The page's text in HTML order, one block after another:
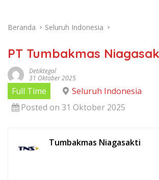
Beranda Seluruh Indonesia
PT Tumbakmas
Detiktegal
31 Oktober 2025
Full Time
Seluruh Indonesia
Posted on 31 Oktober 2025
Tumbakmas Niagasakti